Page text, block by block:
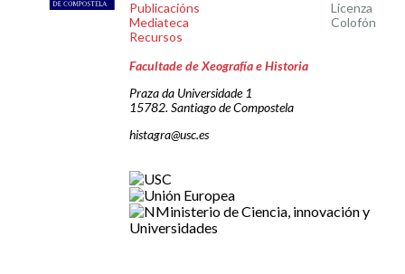
Publicacións
Mediateca
Recursos
Licenza
Colofón
Facultade de Xeografía e Historia
Praza da Universidade 1
15782. Santiago de Compostela
histagra@usc.es